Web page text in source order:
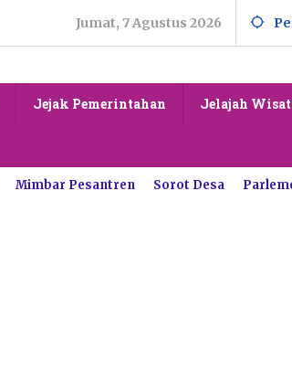
Jumat, 7 Agustus 2026
Jejak Pemerintahan Jelajah
Mimbar Pesantren Sorot Desa